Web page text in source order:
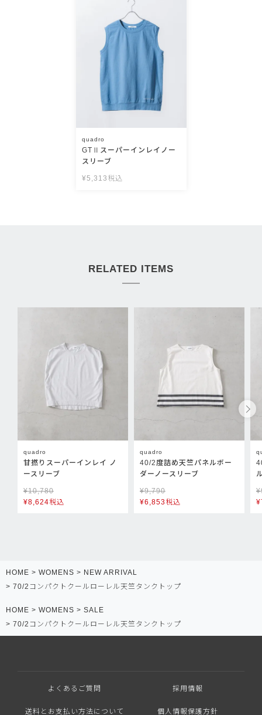
quadro
GTⅡスーパーインレイノー
スリーブ
¥5,313 税込
RELATED ITEMS
quadro
甘撚りスーパーインレイ ノ
ースリーブ
¥10,780
¥8,624税込
quadro
40/2度詰め天竺パネルボー
ダーノースリーブ
¥9,790
¥6,853税込
¥
¥
HOME WOMENS
NEW ARRIVAL
70/2コンパクトクールローレル天竺タンクトップ
HOME WOMENS
SALE
70/2コンパクトクールローレル天竺タンクトップ
よくあるご質問 採用情報
送料とお支払い方法について 個人情報保護方針